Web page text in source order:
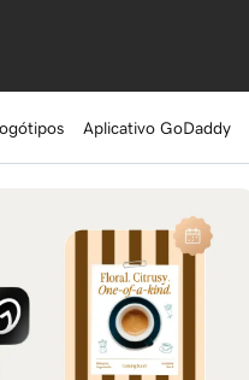
Aplicativo GoDaddy